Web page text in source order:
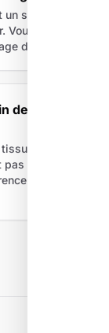
site qui
d'accueil.
de votre
tissu
pas